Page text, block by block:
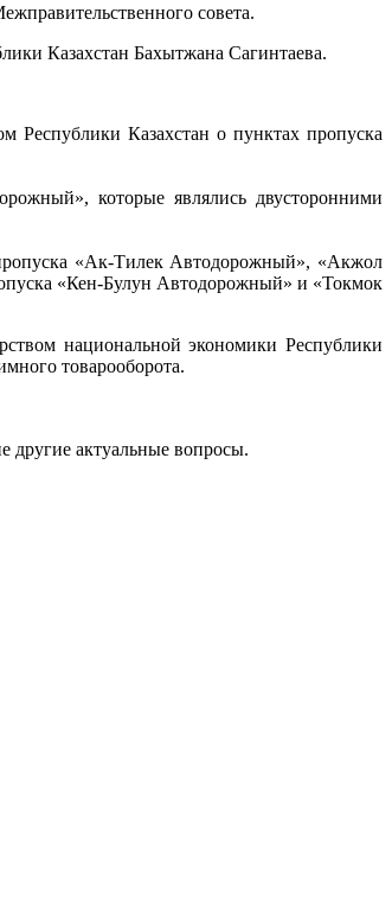
совета.
Казахстан Бахытжана Сагинтаева.
Республики Казахстан о пунктах пропуска
которые являлись двусторонними
«Ак-Тилек Автодорожный», «Акжол
«Кен-Булун Автодорожный» и «Токмок
национальной экономики Республики
товарооборота.
другие актуальные вопросы.